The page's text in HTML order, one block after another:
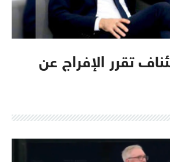
تقرر الإفراج عن